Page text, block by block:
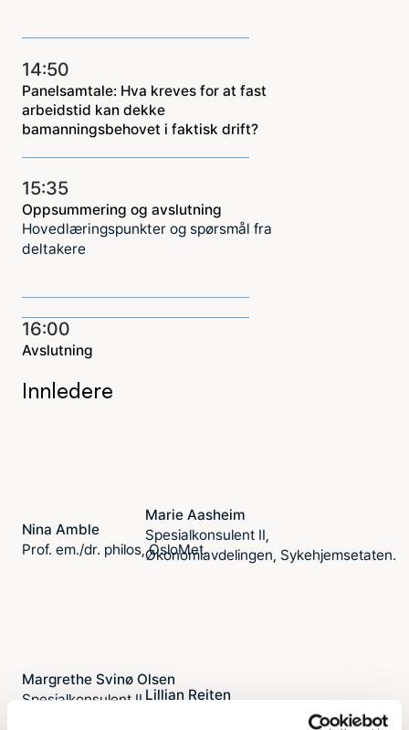
14:50
Panelsamtale: Hva kreves for at fast
arbeidstid kan dekke
bamanningsbehovet i faktisk drift?
15:35
Oppsummering og avslutning
Hovedlæringspunkter og spørsmål fra
deltakere
16:00
Avslutning
Innledere
Nina Amble
Prof. em./dr. philos, OsloMet.
Marie Aasheim
Spesialkonsulent II,
Økonomiavdelingen, Sykehjemsetaten.
Margrethe Svinø Olsen
Spesialkonsulent II, Lillian Reiten
Institusjonssjef Lambertseterhjemmet